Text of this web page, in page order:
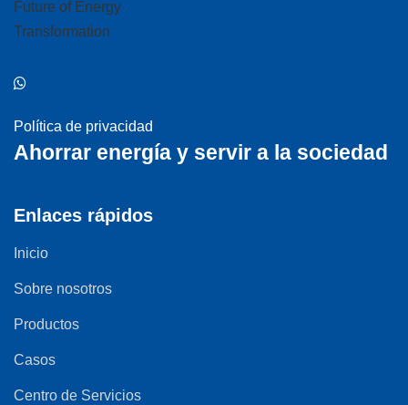
Política de privacidad
Ahorrar energía y servir a la sociedad
Enlaces rápidos
Inicio
Sobre nosotros
Productos
Casos
Centro de Servicios